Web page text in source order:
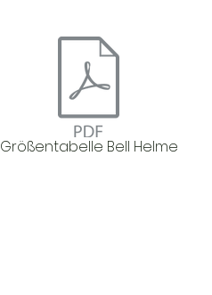
Größentabelle Bell Helme